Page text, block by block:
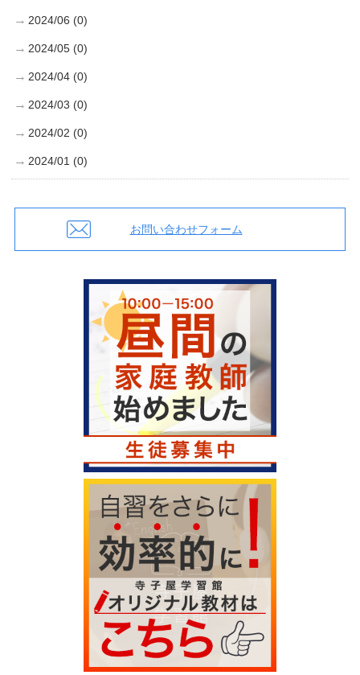
2024/06 (0)
2024/05 (0)
2024/04 (0)
2024/03 (0)
2024/02 (0)
2024/01 (0)
お問い合わせフォーム